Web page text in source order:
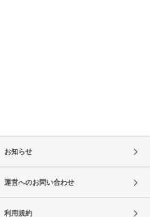
お知らせ
運営へのお問い合わせ
利用規約